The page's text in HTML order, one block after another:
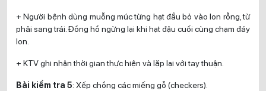
+ Người bệnh dùng muỗng múc từng hạt đầu bỏ vào lon rỗng, từ
phải sang trái. Đồng hồ ngừng lại khi hạt đậu cuối cùng chạm đáy
lon.
+ KTV ghi nhận thời gian thực hiện và lặp lại với tay thuận.
Bài kiểm tra 5: Xếp chồng các miếng gỗ (checkers).